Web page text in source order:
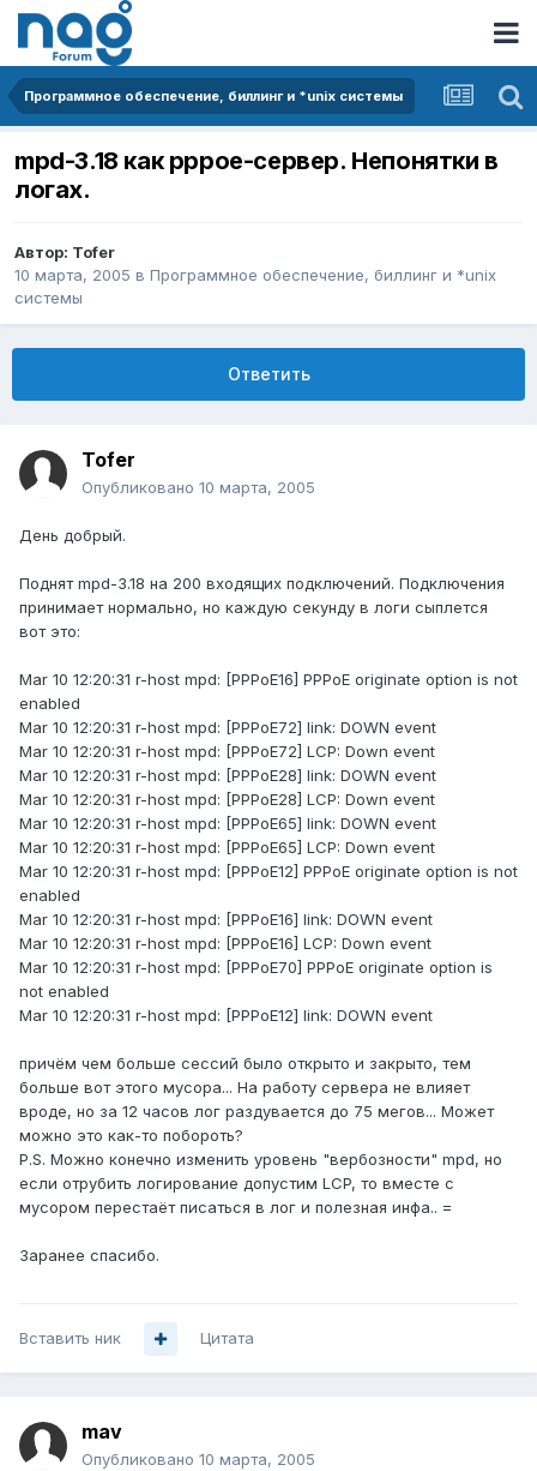
Программное обеспечение, биллинг и *unix системы
mpd-3.18 как pppoe-сервер. Непонятки в
логах.
Автор: Tofer
10 марта, 2005 в Программное обеспечение, биллинг и *unix
системы
Ответить
Tofer
Опубликовано 10 марта, 2005
День добрый.
Поднят mpd-3.18 на 200 входящих подключений. Подключения
принимает нормально, но каждую секунду в логи сыплется
вот это:
Mar 10 12:20:31 r-host mpd: [PPPoE16] PPPoE originate option is not
enabled
Mar 10 12:20:31 r-host mpd: [PPPoE72] link: DOWN event
Mar 10 12:20:31 r-host mpd: [PPPoE72] LCP: Down event
Mar 10 12:20:31 r-host mpd: [PPPoE28] link: DOWN event
Mar 10 12:20:31 r-host mpd: [PPPoE28] LCP: Down event
Mar 10 12:20:31 r-host mpd: [PPPoE65] link: DOWN event
Mar 10 12:20:31 r-host mpd: [PPPoE65] LCP: Down event
Mar 10 12:20:31 r-host mpd: [PPPoE12] PPPoE originate option is not
enabled
Mar 10 12:20:31 r-host mpd: [PPPoE16] link: DOWN event
Mar 10 12:20:31 r-host mpd: [PPPoE16] LCP: Down event
Mar 10 12:20:31 r-host mpd: [PPPoE70] PPPoE originate option is
not enabled
Mar 10 12:20:31 r-host mpd: [PPPoE12] link: DOWN event
причём чем больше сессий было открыто и закрыто, тем
больше вот этого мусора... На работу сервера не влияет
вроде, но за 12 часов лог раздувается до 75 мегов... Может
можно это как-то побороть?
P.S. Можно конечно изменить уровень "вербозности" mpd, но
если отрубить логирование допустим LCP, то вместе с
мусором перестаёт писаться в лог и полезная инфа.. =
Заранее спасибо.
Вставить ник Цитата
mav
Опубликовано 10 марта, 2005